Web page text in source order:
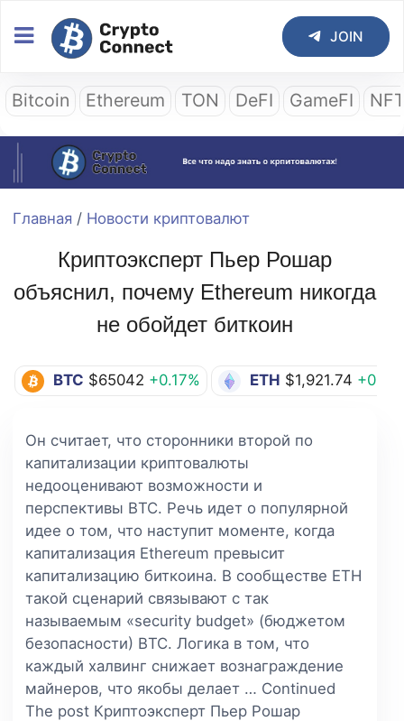
JOIN
Bitcoin Ethereum TON DeFI GameFI
Главная / Новости криптовалют
Криптоэксперт Пьер Рошар
объяснил, почему Ethereum никогда
не обойдет биткоин
BTC $65042 +0.17% ETH $1,921.74
Он считает, что сторонники второй по
капитализации криптовалюты
недооценивают возможности и
перспективы BTC. Речь идет о популярной
идее о том, что наступит моменте, когда
капитализация Ethereum превысит
капитализацию биткоина. В сообществе ETH
такой сценарий связывают с так
называемым «security budget» (бюджетом
безопасности) BTC. Логика в том, что
каждый халвинг снижает вознаграждение
майнеров, что якобы делает … Continued
The post Криптоэксперт Пьер Рошар